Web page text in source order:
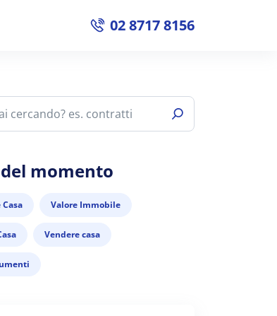
02 8717 8156
momento
Valore Immobile
Vendere casa